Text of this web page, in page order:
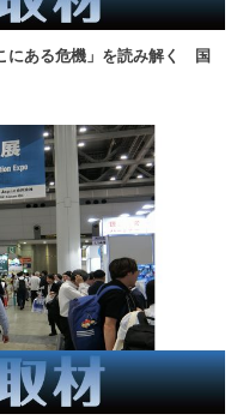
にある危機」を読み解く 国